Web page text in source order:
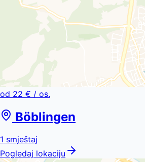
od 22 € / os.
Böblingen
1 smještaj
Pogledaj lokaciju